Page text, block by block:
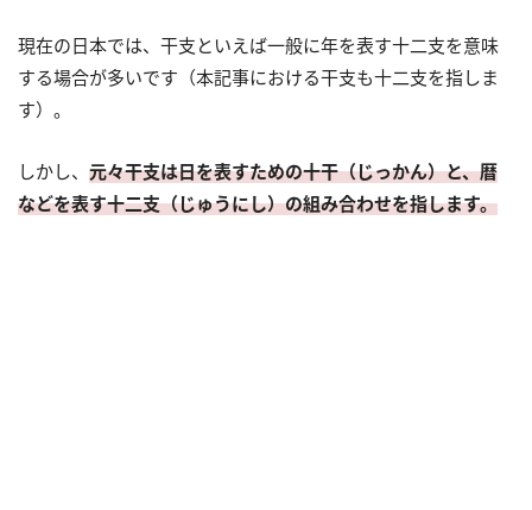
現在の日本では、干支といえば一般に年を表す十二支を意味
する場合が多いです（本記事における干支も十二支を指しま
す）。
しかし、 元々干支は日を表すための十干（じっかん）と、暦
などを表す十二支（じゅうにし）の組み合わせを指します。